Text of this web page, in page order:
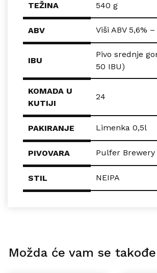
TEŽINA 540 g
ABV Viši ABV 5,6% –
IBU
Pivo srednje
50 IBU)
KOMADA U
KUTIJI
24
PAKIRANJE Limenka 0,5l
PIVOVARA Pulfer Brewery
STIL NEIPA
Možda će vam se